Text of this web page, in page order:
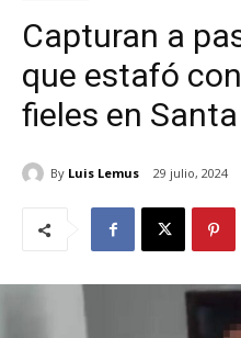
Capturan a
que estafó
fieles en
By Luis Lemus 29 julio, 2024